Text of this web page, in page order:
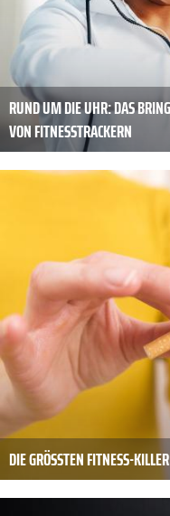
RUND UM DIE UHR: DAS
VON FITNESSTRACKERN
DIE GRÖSSTEN FITNESS-